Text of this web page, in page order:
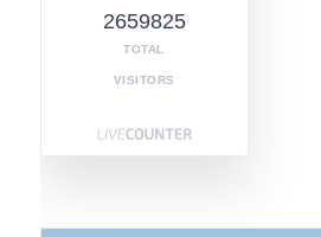
2659825
TOTAL
VISITORS